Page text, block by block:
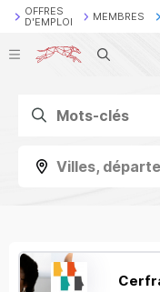
OFFRES
D'EMPLOI
MEMBRES
Recherche
Villes,